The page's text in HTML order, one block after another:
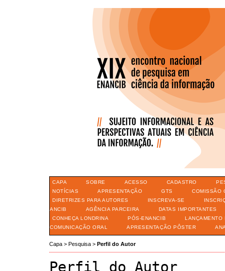
CAPA SOBRE ACESSO CADASTRO
NOTÍCIAS
APRESENTAÇÃO GTS
COMISSÃO
DIRETRIZES PARA AUTORES
INSCREVA-SE
ANCIB
AGÊNCIA PARCEIRA
DATAS IMPORTANTES
CONHEÇA LONDRINA
PÓS-ENANCIB
LANÇAMENTO
COMUNICAÇÃO ORAL
APRESENTAÇÃO PÔSTER
Capa > Pesquisa > Perfil do Autor
Perfil do Autor